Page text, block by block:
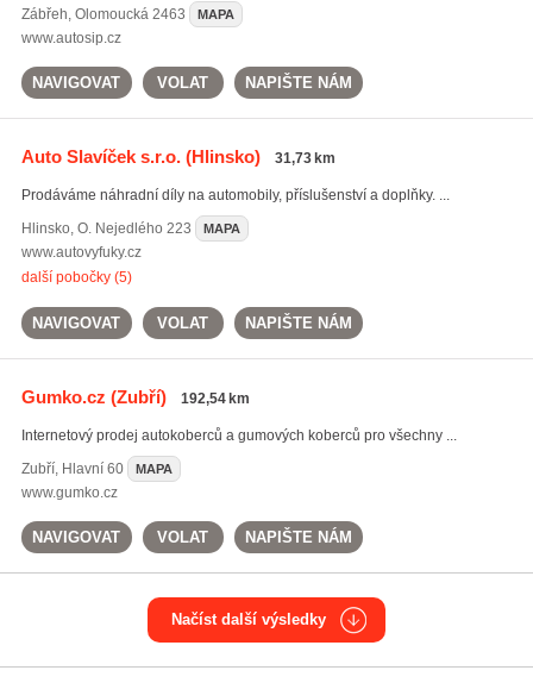
Zábřeh, Olomoucká 2463 MAPA
www.autosip.cz
NAVIGOVAT VOLAT NAPIŠTE NÁM
Auto Slavíček s.r.o.(Hlinsko) 31,73 km
Prodáváme náhradní díly na automobily, příslušenství a doplňky. ...
Hlinsko, O. Nejedlého 223 MAPA
www.autovyfuky.cz
další pobočky (5)
NAVIGOVAT VOLAT NAPIŠTE NÁM
Gumko.cz (Zubří) 192,54 km
Internetový prodej autokoberců a gumových koberců pro všechny ...
Zubří, Hlavní 60 MAPA
www.gumko.cz
NAVIGOVAT VOLAT NAPIŠTE NÁM
Načíst další výsledky